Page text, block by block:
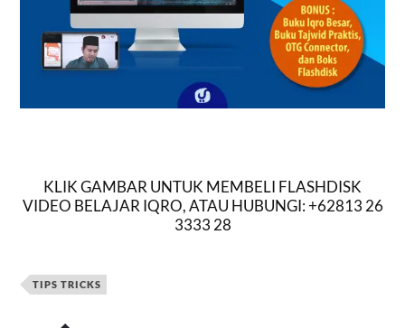
KLIK GAMBAR UNTUK MEMBELI FLASHDISK
VIDEO BELAJAR IQRO, ATAU HUBUNGI: +62813 26
3333 28
TIPS TRICKS